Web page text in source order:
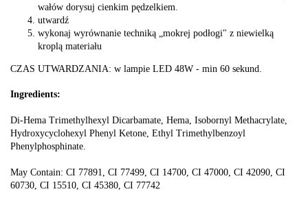
wałów dorysuj cienkim pędzelkiem.
utwardź
wykonaj wyrównanie techniką „mokrej podłogi" z niewielką
kroplą materiału
CZAS UTWARDZANIA: w lampie LED 48W - min 60 sekund.
Ingredients:
Di-Hema Trimethylhexyl Dicarbamate, Hema, Isobornyl Methacrylate,
Hydroxycyclohexyl Phenyl Ketone, Ethyl Trimethylbenzoyl
Phenylphosphinate.
May Contain: CI 77891, CI 77499, CI 14700, CI 47000, CI 42090, CI
60730, CI 15510, CI 45380, CI 77742